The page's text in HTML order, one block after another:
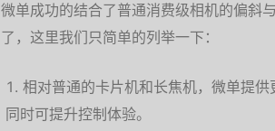
微单成功的结合了普通消费级相机的偏斜
了，这里我们只简单的列举一下：
相对普通的卡片机和长焦机，微单提供
同时可提升控制体验。